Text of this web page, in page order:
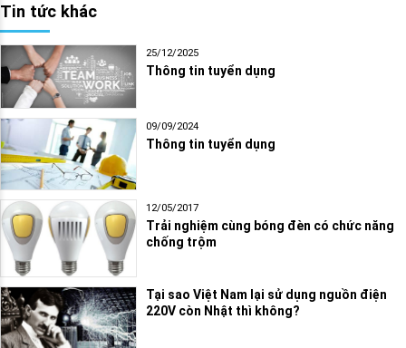
Tin tức khác
25/12/2025
Thông tin tuyển dụng
09/09/2024
Thông tin tuyển dụng
12/05/2017
Trải nghiệm cùng bóng đèn có chức năng
chống trộm
Tại sao Việt Nam lại sử dụng nguồn điện
220V còn Nhật thì không?